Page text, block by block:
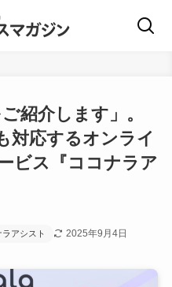
紹介します」。
対応するオンライ
ビス『ココナラア
ラアシスト 2025年9月4日